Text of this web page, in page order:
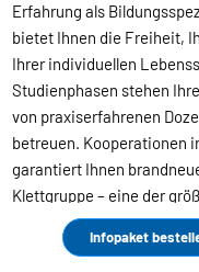
Infopaket
Erfahrung als
bietet Ihnen die Freiheit,
Ihrer individuellen
Studienphasen stehen
von praxiserfahrenen
betreuen. Kooperationen
garantiert Ihnen
Klettgruppe – eine der
Europa. So können Sie
renommiertesten